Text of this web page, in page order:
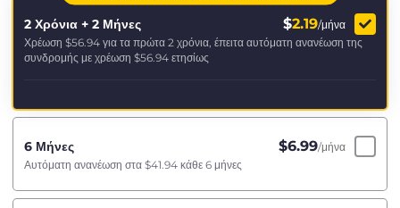
2 Χρόνια + 2 Μήνες $2.19/μήνα
Χρέωση $56.94 για τα πρώτα 2 χρόνια, έπειτα αυτόματη ανανέωση της
συνδρομής με χρέωση $56.94 ετησίως
6 Μήνες $6.99/μήνα
Αυτόματη ανανέωση στα $41.94 κάθε 6 μήνες